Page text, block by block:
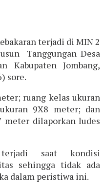
terjadi di MIN 2
Tanggungan Desa
Kabupaten Jombang,
sore.
ruang kelas ukuran
9X8 meter; dan
meter dilaporkan ludes
terjadi saat kondisi
sehingga tidak ada
dalam peristiwa ini.